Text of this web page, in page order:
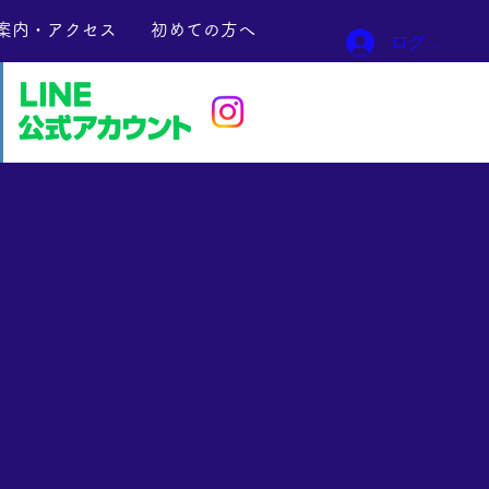
内・アクセス 初めての方へ
ログイン